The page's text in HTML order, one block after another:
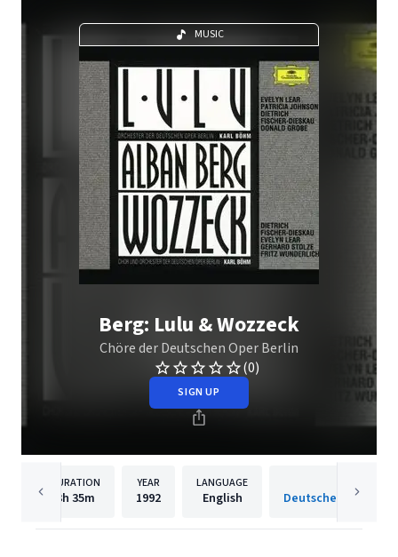
MUSIC
Berg: Lulu & Wozzeck
Chöre der Deutschen Oper Berlin
(0)
SIGN UP
DURATION
3h 35m
YEAR
1992
LANGUAGE
English